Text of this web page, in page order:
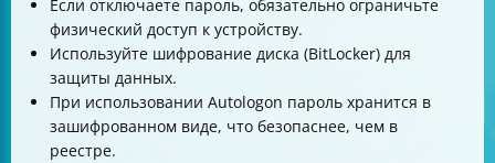
Если отключаете пароль, обязательно ограничьте
физический доступ к устройству.
Используйте шифрование диска (BitLocker) для
защиты данных.
При использовании Autologon пароль хранится в
зашифрованном виде, что безопаснее, чем в
реестре.